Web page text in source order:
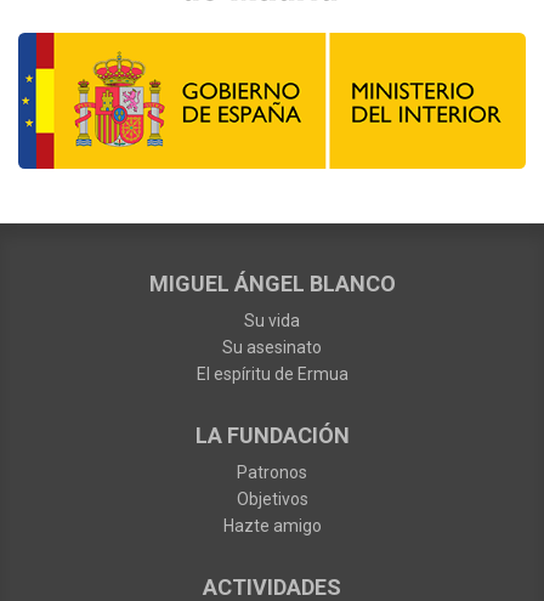
MIGUEL ÁNGEL BLANCO
Su vida
Su asesinato
El espíritu de Ermua
LA FUNDACIÓN
Patronos
Objetivos
Hazte amigo
ACTIVIDADES